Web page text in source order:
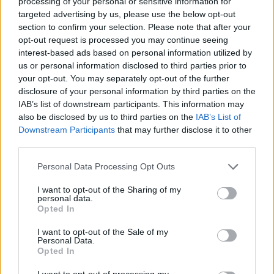
targeted advertising by us, please use the below opt-out
section to confirm your selection. Please note that after your
opt-out request is processed you may continue seeing
interest-based ads based on personal information utilized by
us or personal information disclosed to third parties prior to
your opt-out. You may separately opt-out of the further
disclosure of your personal information by third parties on the
IAB’s list of downstream participants. This information may
also be disclosed by us to third parties on the IAB’s List of
Downstream Participants that may further disclose it to other
Personal Data Processing Opt Outs
I want to opt-out of the Sharing of my
personal data.
Opted In
I want to opt-out of the Sale of my
Personal Data.
Opted In
Τα χρήματα που θα συγκεντρωθούν από τις πωλήσεις
του κοσμήματος, θα διατεθούν για τη δημιουργία
Πολυχώρου της Π.Ε.Α.Ν.Δ., που θα αποτελεί το πρώτο
σημείο αναφοράς για τις οικογένειες των παιδιών με